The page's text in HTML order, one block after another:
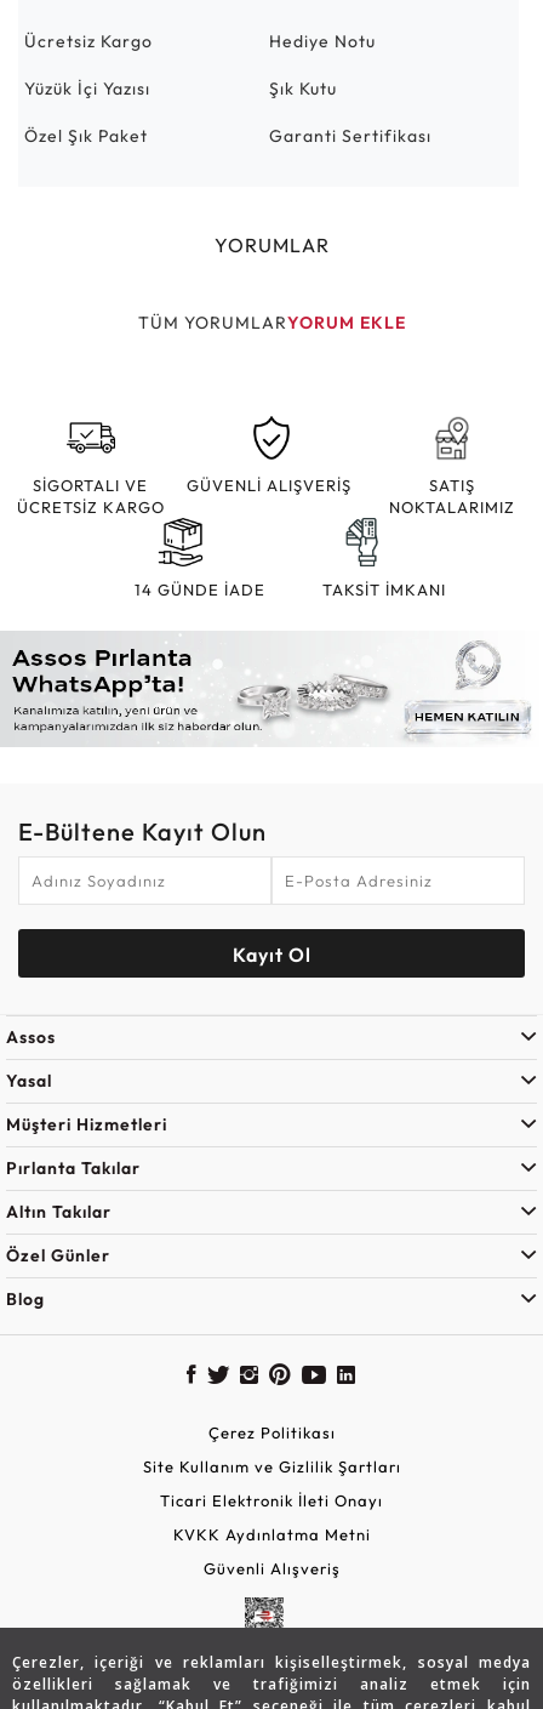
Çerezler, içeriği ve reklamları kişiselleştirmek, sosyal medya
özellikleri sağlamak ve trafiğimizi analiz etmek için
Ücretsiz Kargo Hediye Notu
Yüzük İçi Yazısı Şık Kutu
Özel Şık Paket Garanti Sertifikası
YORUMLAR
TÜM YORUMLARYORUM EKLE
SİGORTALI VE
ÜCRETSİZ KARGO
GÜVENLİ ALIŞVERİŞ
SATIŞ
NOKTALARIMIZ
14 GÜNDE İADE TAKSİT İMKANI
E-Bültene Kayıt Olun
Kayıt Ol
Assos
Yasal
Müşteri Hizmetleri
Pırlanta Takılar
Altın Takılar
Özel Günler
Blog
Çerez Politikası
Site Kullanım ve Gizlilik Şartları
Ticari Elektronik İleti Onayı
KVKK Aydınlatma Metni
Güvenli Alışveriş